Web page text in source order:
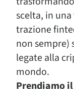
scelta, in
trazione
non sempre)
legate alla
mondo.
Prendiamo